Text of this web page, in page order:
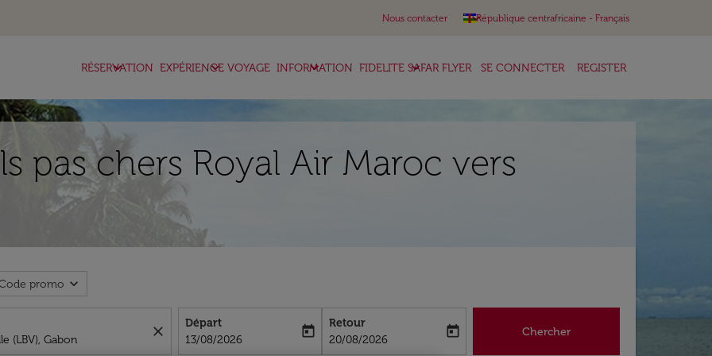
Nous contacter République centrafricaine - Français
keyboard_arrow_down
RÉSERVATION
keyboard_arrow_down EXPÉRIENCE VOYAGE
keyboard_arrow_down INFORMATION
keyboard_arrow_down FIDELITE SAFAR FLYER
keyboard_arrow_down SE CONNECTER REGISTER
pas chers Royal Air Maroc vers
promo expand_more
close
Départ
fc-booking-departure-date-aria-label
13/08/2026
today
Retour
fc-booking-return-date-aria-label
20/08/2026
today Chercher